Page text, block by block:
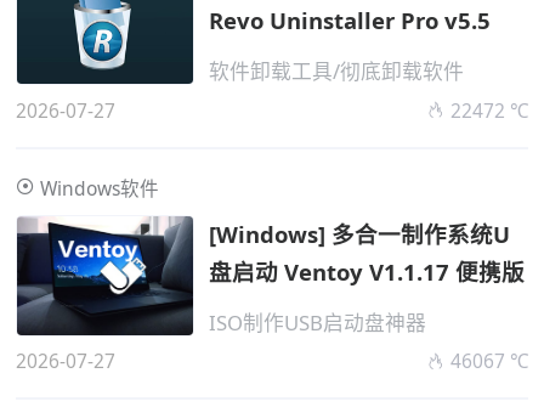
Revo Uninstaller Pro v5.5
软件卸载工具/彻底卸载软件
2026-07-27 22472 ℃
Windows软件
[Windows] 多合一制作系统U
盘启动 Ventoy V1.1.17 便携版
ISO制作USB启动盘神器
2026-07-27 46067 ℃